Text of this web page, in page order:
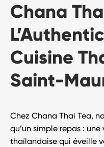
Chana
Cuisine
Saint-
Chez Chana Thai Tea,
qu’un simple repas :
thaïlandaise qui éveille